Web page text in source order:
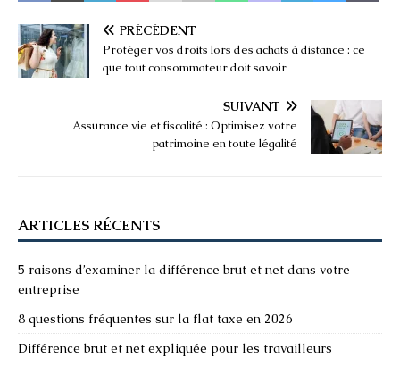
PRÉCÉDENT
Protéger vos droits lors des achats à distance : ce
que tout consommateur doit savoir
SUIVANT
Assurance vie et fiscalité : Optimisez votre
patrimoine en toute légalité
ARTICLES RÉCENTS
5 raisons d’examiner la différence brut et net dans votre
entreprise
8 questions fréquentes sur la flat taxe en 2026
Différence brut et net expliquée pour les travailleurs